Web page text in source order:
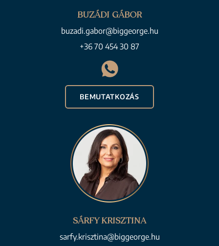
BUZÁDI GÁBOR
buzadi.gabor@biggeorge.hu
+36 70 454 30 87
BEMUTATKOZÁS
SÁRFY KRISZTINA
sarfy.krisztina@biggeorge.hu